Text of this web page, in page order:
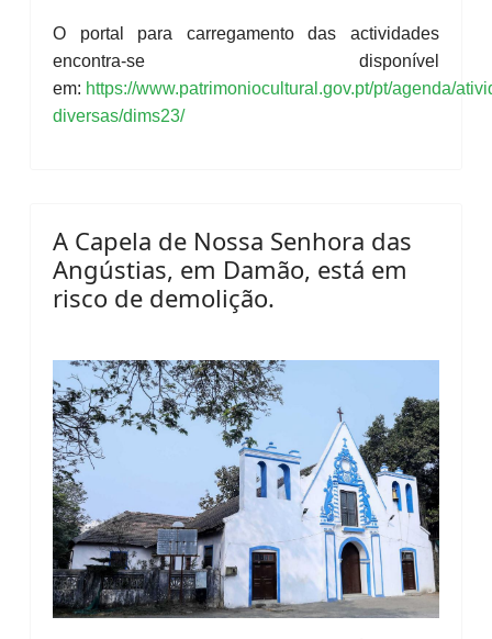
O portal para carregamento das actividades
encontra-se disponível
em: https://www.patrimoniocultural.gov.pt/pt/agenda/
diversas/dims23/
A Capela de Nossa Senhora das
Angústias, em Damão, está em
risco de demolição.